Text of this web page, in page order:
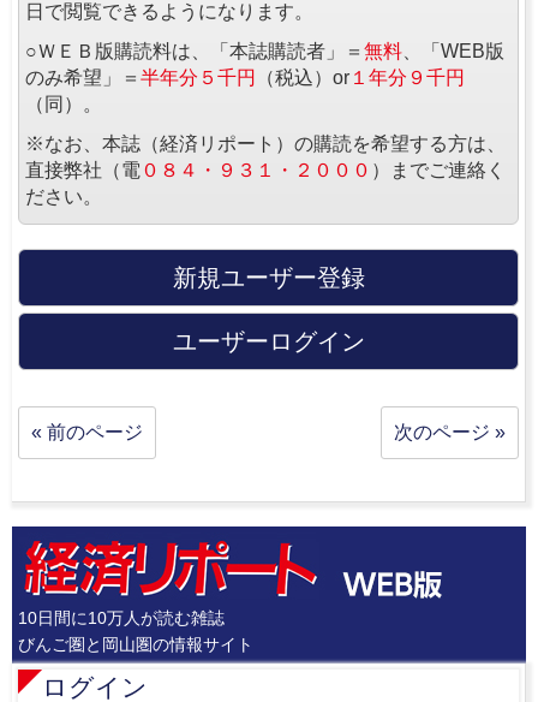
日で閲覧できるようになります。
○ＷＥＢ版購読料は、「本誌購読者」＝ 無料 、「WEB版
のみ希望」＝ 半年分５千円 （税込）or １年分９千円
（同）。
※なお、本誌（経済リポート）の購読を希望する方は、
直接弊社（電 ０８４・９３１・２０００ ）までご連絡く
ださい。
新規ユーザー登録
ユーザーログイン
« 前のページ 次のページ »
10日間に10万人が読む雑誌
びんご圏と岡山圏の情報サイト
ログイン